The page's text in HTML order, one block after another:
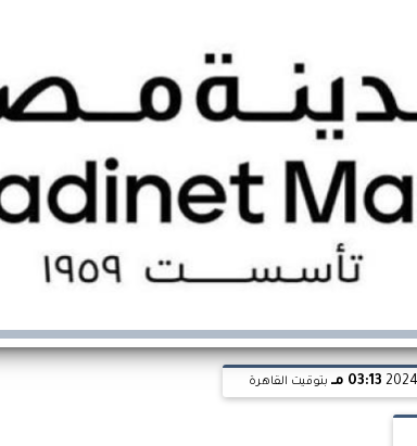
03:13 مـ بتوقيت القاهرة